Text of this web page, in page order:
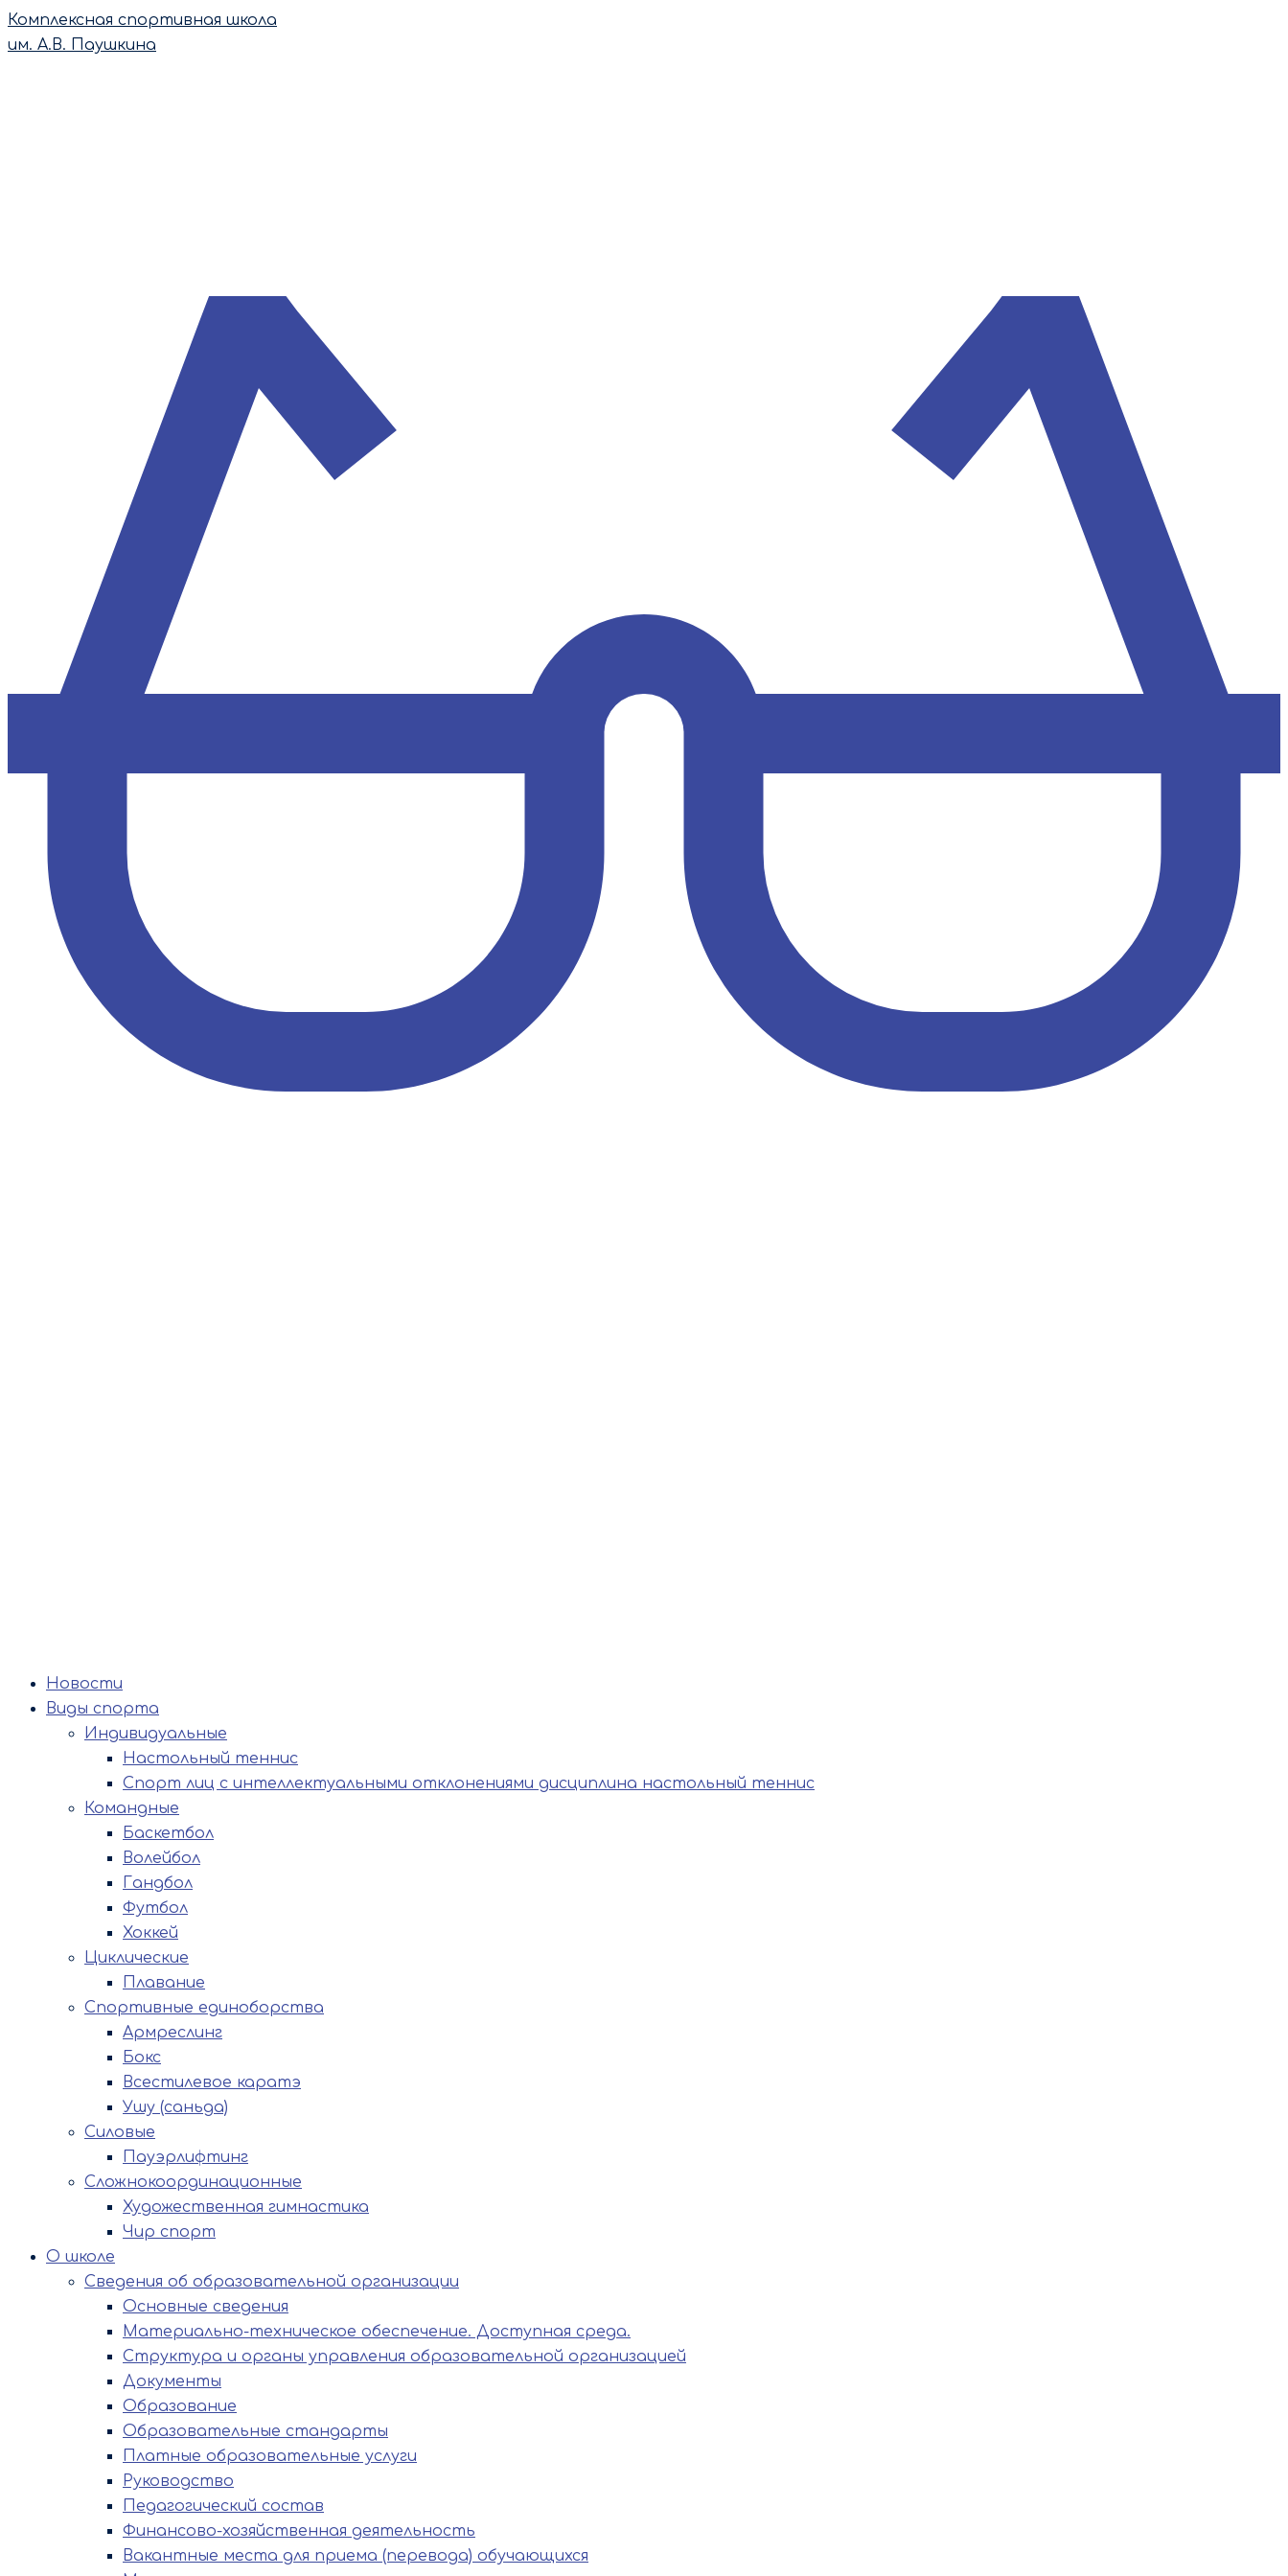
Перейти
Комплексная спортивная школа
им. А.В. Паушкина
Новости
Виды спорта
Индивидуальные
Настольный теннис
Спорт лиц с интеллектуальными отклонениями дисциплина настольный теннис
Командные
Баскетбол
Волейбол
Гандбол
Футбол
Хоккей
Циклические
Плавание
Спортивные единоборства
Армреслинг
Бокс
Всестилевое каратэ
Ушу (саньда)
Силовые
Пауэрлифтинг
Сложнокоординационные
Художественная гимнастика
Чир спорт
О школе
Сведения об образовательной организации
Основные сведения
Материально-техническое обеспечение. Доступная среда.
Структура и органы управления образовательной организацией
Документы
Образование
Образовательные стандарты
Платные образовательные услуги
Руководство
Педагогический состав
Финансово-хозяйственная деятельность
Вакантные места для приема (перевода) обучающихся